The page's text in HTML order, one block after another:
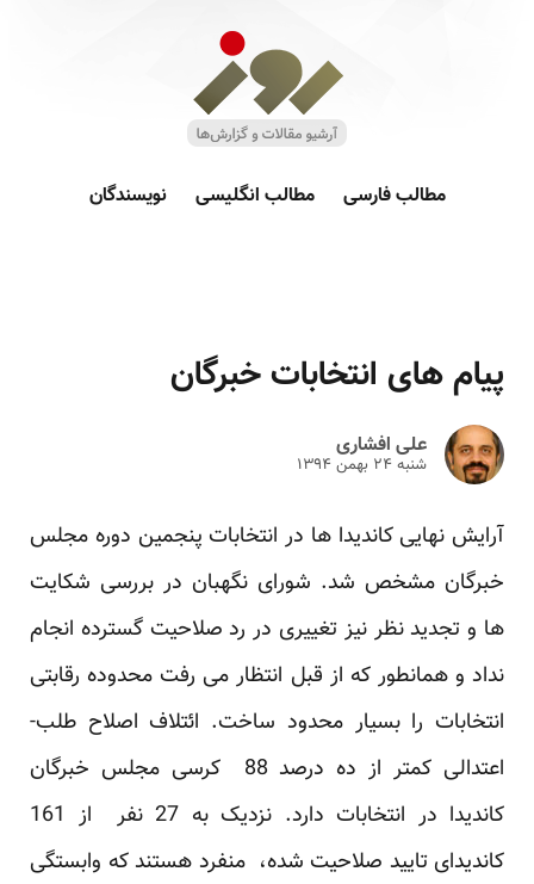
مطالب فارسی مطالب انگلیسی نویسندگان
پیام های انتخابات خبرگان
علی افشاری
شنبه ۲۴ بهمن ۱۳۹۴
آرایش نهایی کاندیدا ها در انتخابات پنجمین دوره مجلس
خبرگان مشخص شد. شورای نگهبان در بررسی شکایت
ها و تجدید نظر نیز تغییری در رد صلاحیت گسترده انجام
نداد و همانطور که از قبل انتظار می رفت محدوده رقابتی
انتخابات را بسیار محدود ساخت. ائتلاف اصلاح طلب-
اعتدالی کمتر از ده درصد 88 کرسی مجلس خبرگان
کاندیدا در انتخابات دارد. نزدیک به 27 نفر از 161
کاندیدای تایید صلاحیت شده، منفرد هستند که وابستگی